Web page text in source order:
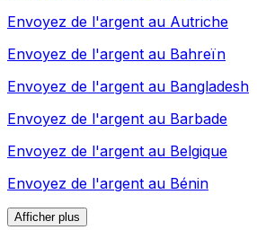
Envoyez de l'argent au Autriche
Envoyez de l'argent au Bahreïn
Envoyez de l'argent au Bangladesh
Envoyez de l'argent au Barbade
Envoyez de l'argent au Belgique
Envoyez de l'argent au Bénin
Afficher plus